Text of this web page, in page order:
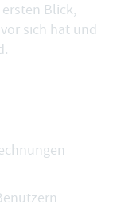
Blick,
sich hat und